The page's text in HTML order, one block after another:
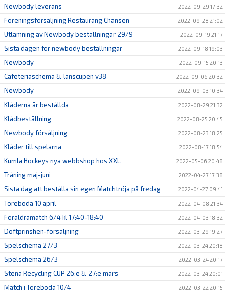
Newbody leverans 2022-09-29 17:32
Föreningsförsäljning Restaurang Chansen 2022-09-28 21:02
Utlämning av Newbody beställningar 29/9 2022-09-19 21:17
Sista dagen för newbody beställningar 2022-09-18 19:03
Newbody 2022-09-15 20:13
Cafeteriaschema & länscupen v38 2022-09-06 20:32
Newbody 2022-09-03 10:34
Kläderna är beställda 2022-08-29 21:32
Klädbeställning 2022-08-25 20:45
Newbody försäljning 2022-08-23 18:25
Kläder till spelarna 2022-08-17 18:54
Kumla Hockeys nya webbshop hos XXL. 2022-05-06 20:48
Träning maj-juni 2022-04-27 17:38
Sista dag att beställa sin egen Matchtröja på fredag 2022-04-27 09:41
Töreboda 10 april 2022-04-08 21:34
Föräldramatch 6/4 kl 17:40-18:40 2022-04-03 18:32
Doftprinshen-försäljning 2022-03-29 19:27
Spelschema 27/3 2022-03-24 20:18
Spelschema 26/3 2022-03-24 20:17
Stena Recycling CUP 26:e & 27:e mars 2022-03-24 20:01
Match i Töreboda 10/4 2022-03-22 20:15